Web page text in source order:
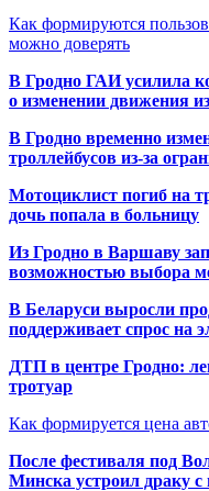
Как формируются
можно доверять
В Гродно ГАИ усилила
о изменении движения
В Гродно временно
троллейбусов из-за
Мотоциклист погиб на
дочь попала в больницу
Из Гродно в Варшаву
возможностью выбора
В Беларуси выросли
поддерживает спрос на
ДТП в центре Гродно:
тротуар
Как формируется цена
После фестиваля под
Минска устроил драку